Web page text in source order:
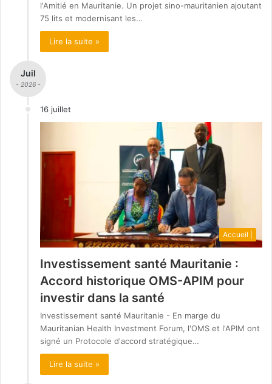
l'Amitié en Mauritanie. Un projet sino-mauritanien ajoutant
75 lits et modernisant les…
Lire la suite »
Juil
- 2026 -
16 juillet
Accueil |
Investissement santé Mauritanie :
Accord historique OMS-APIM pour
investir dans la santé
Investissement santé Mauritanie - En marge du
Mauritanian Health Investment Forum, l'OMS et l'APIM ont
signé un Protocole d'accord stratégique…
Lire la suite »